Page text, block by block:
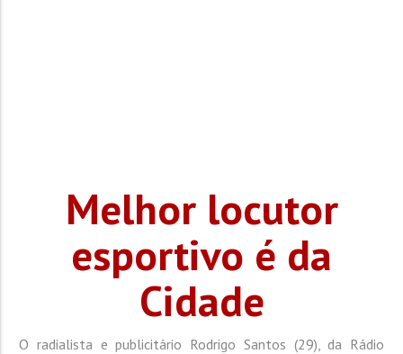
Melhor locutor
esportivo é da
Cidade
O radialista e publicitário Rodrigo Santos (29), da Rádio